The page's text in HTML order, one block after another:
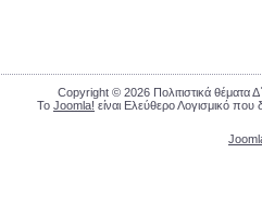
Copyright © 2026 Πολιτιστικά θέματα
Το Joomla! είναι Ελεύθερο Λογισμικό που